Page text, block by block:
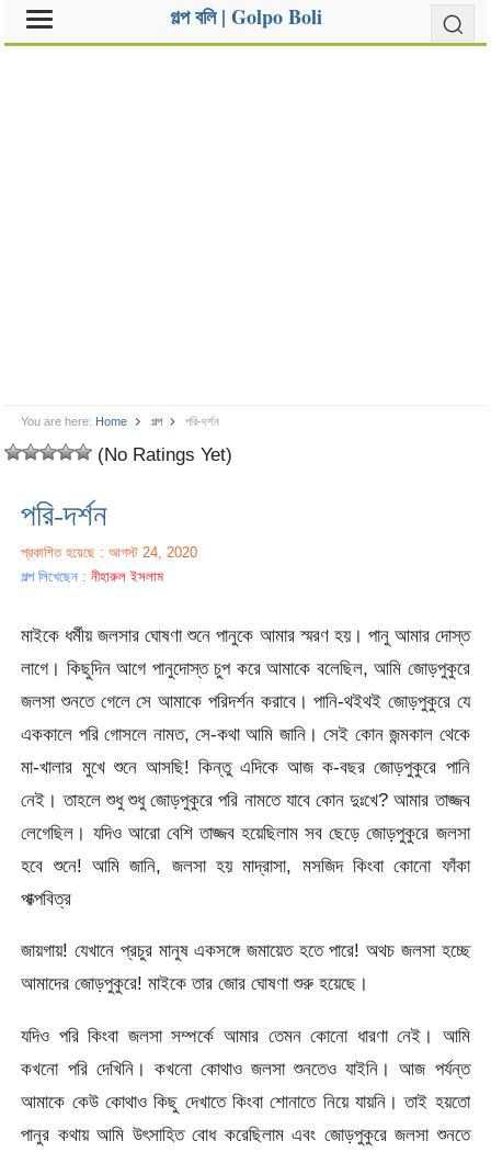
গল্প বলি | Golpo Boli
You are here: Home গল্প পরি-দর্শন
(No Ratings Yet)
পরি-দর্শন
প্রকাশিত হয়েছে : আগস্ট 24, 2020
গল্প লিখেছেন :নীহারুল ইসলাম
মাইকে ধর্মীয় জলসার ঘোষণা শুনে পানুকে আমার স্মরণ হয়। পানু আমার দোস্ত
লাগে। কিছুদিন আগে পানুদোস্ত চুপ করে আমাকে বলেছিল, আমি জোড়পুকুরে
জলসা শুনতে গেলে সে আমাকে পরিদর্শন করাবে। পানি-থইথই জোড়পুকুরে যে
এককালে পরি গোসলে নামত, সে-কথা আমি জানি। সেই কোন জন্মকাল থেকে
মা-খালার মুখে শুনে আসছি! কিন্তু এদিকে আজ ক-বছর জোড়পুকুরে পানি
নেই। তাহলে শুধু শুধু জোড়পুকুরে পরি নামতে যাবে কোন দুঃখে? আমার তাজ্জব
লেগেছিল। যদিও আরো বেশি তাজ্জব হয়েছিলাম সব ছেড়ে জোড়পুকুরে জলসা
হবে শুনে! আমি জানি, জলসা হয় মাদ্রাসা, মসজিদ কিংবা কোনো ফাঁকা
পাক্পবিত্র
জায়গায়! যেখানে প্রচুর মানুষ একসঙ্গে জমায়েত হতে পারে! অথচ জলসা হচ্ছে
আমাদের জোড়পুকুরে! মাইকে তার জোর ঘোষণা শুরু হয়েছে।
যদিও পরি কিংবা জলসা সম্পর্কে আমার তেমন কোনো ধারণা নেই। আমি
কখনো পরি দেখিনি। কখনো কোথাও জলসা শুনতেও যাইনি। আজ পর্যন্ত
আমাকে কেউ কোথাও কিছু দেখাতে কিংবা শোনাতে নিয়ে যায়নি। তাই হয়তো
পানুর কথায় আমি উৎসাহিত বোধ করেছিলাম এবং জোড়পুকুরে জলসা শুনতে